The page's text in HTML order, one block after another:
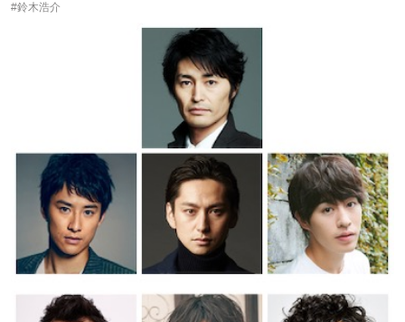
#鈴木浩介